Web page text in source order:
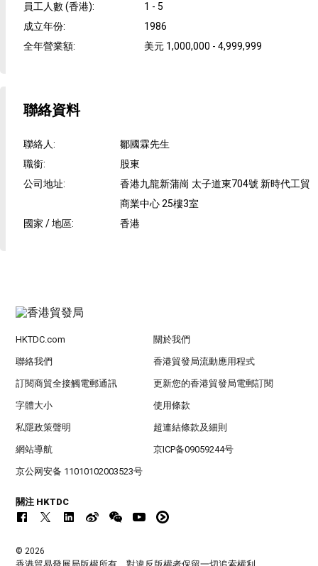
員工人數 (香港):
1 - 5
成立年份:
1986
全年營業額: 美元 1,000,000 - 4,999,999
聯絡資料
聯絡人:
鄒國霖先生
職銜:
股東
公司地址:
香港九龍新蒲崗 太子道東704號 新時代工貿
商業中心 25樓3室
國家 / 地區: 香港
HKTDC.com 關於我們
聯絡我們 香港貿發局流動應用程式
訂閱商貿全接觸電郵通訊 更新您的香港貿發局電郵訂閱
字體大小 使用條款
私隱政策聲明 超連結條款及細則
網站導航 京ICP备09059244号
京公网安备 11010102003523号
關注 HKTDC
© 2026